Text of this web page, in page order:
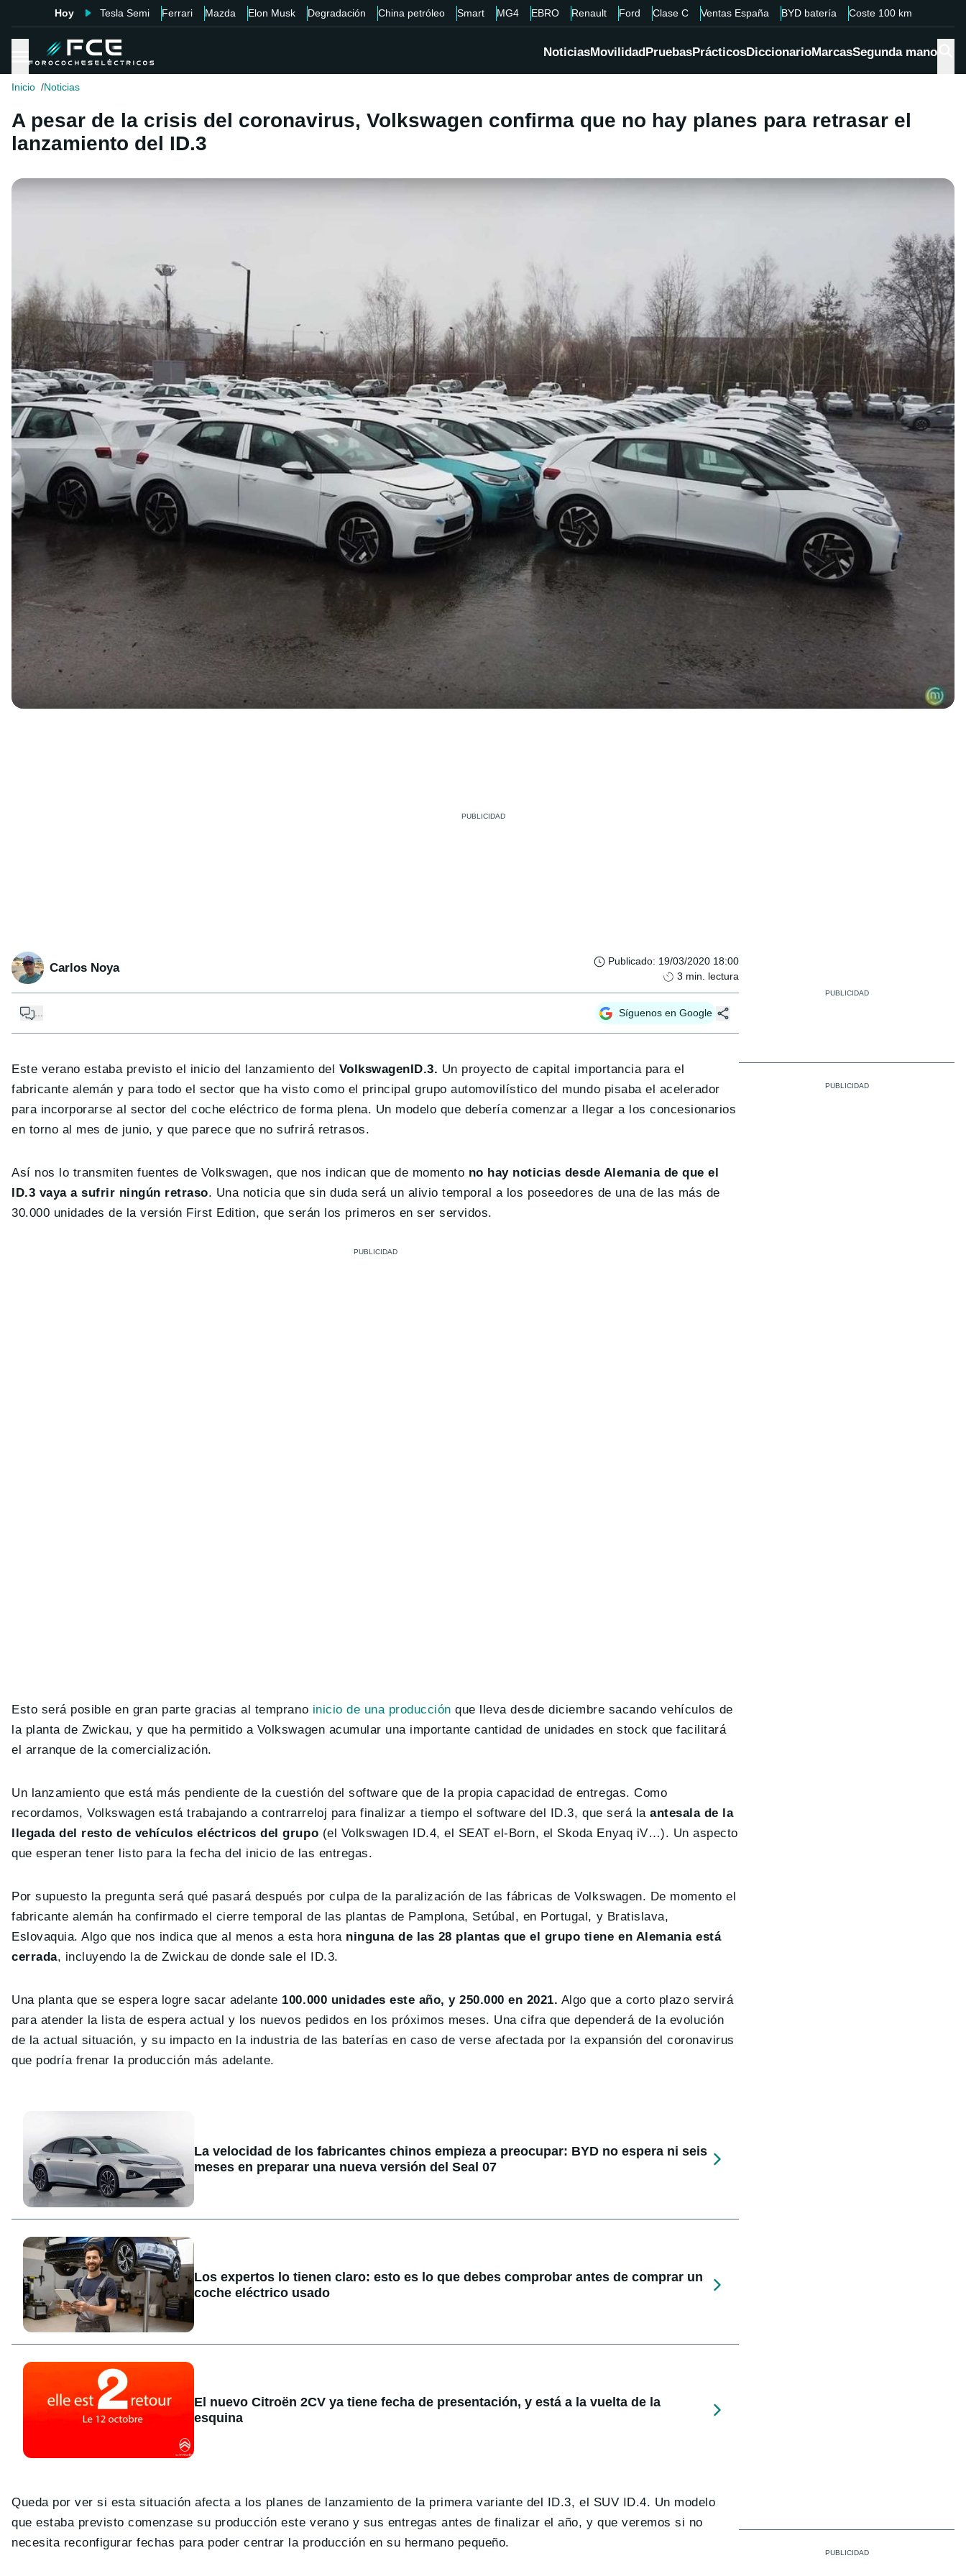
Hoy Tesla Semi Ferrari Mazda Elon Musk Degradación China petróleo Smart MG4 EBRO Renault Ford Clase C Ventas España BYD batería Coste 100 km
NoticiasMovilidadPruebasPrácticosDiccionarioMarcasSegunda mano
Inicio Noticias
A pesar de la crisis del coronavirus, Volkswagen confirma que no hay planes para retrasar el
lanzamiento del ID.3
Carlos Noya Publicado: 19/03/2020 18:00
3 min. lectura
... Síguenos en Google
Este verano estaba previsto el inicio del lanzamiento del VolkswagenID.3. Un proyecto de capital importancia para el
fabricante alemán y para todo el sector que ha visto como el principal grupo automovilístico del mundo pisaba el acelerador
para incorporarse al sector del coche eléctrico de forma plena. Un modelo que debería comenzar a llegar a los concesionarios
en torno al mes de junio, y que parece que no sufrirá retrasos.
Así nos lo transmiten fuentes de Volkswagen, que nos indican que de momento no hay noticias desde Alemania de que el
ID.3 vaya a sufrir ningún retraso. Una noticia que sin duda será un alivio temporal a los poseedores de una de las más de
30.000 unidades de la versión First Edition, que serán los primeros en ser servidos.
Esto será posible en gran parte gracias al temprano inicio de una producción que lleva desde diciembre sacando vehículos de
la planta de Zwickau, y que ha permitido a Volkswagen acumular una importante cantidad de unidades en stock que facilitará
el arranque de la comercialización.
Un lanzamiento que está más pendiente de la cuestión del software que de la propia capacidad de entregas. Como
recordamos, Volkswagen está trabajando a contrarreloj para finalizar a tiempo el software del ID.3, que será laantesala de la
llegada del resto de vehículos eléctricos del grupo (el Volkswagen ID.4, el SEAT el-Born, el Skoda Enyaq iV…). Un aspecto
que esperan tener listo para la fecha del inicio de las entregas.
Por supuesto la pregunta será qué pasará después por culpa de la paralización de las fábricas de Volkswagen. De momento el
fabricante alemán ha confirmado el cierre temporal de las plantas de Pamplona, Setúbal, en Portugal, y Bratislava,
Eslovaquia. Algo que nos indica que al menos a esta hora ninguna de las 28 plantas que el grupo tiene en Alemania está
cerrada, incluyendo la de Zwickau de donde sale el ID.3.
Una planta que se espera logre sacar adelante 100.000 unidades este año, y 250.000 en 2021. Algo que a corto plazo servirá
para atender la lista de espera actual y los nuevos pedidos en los próximos meses. Una cifra que dependerá de la evolución
de la actual situación, y su impacto en la industria de las baterías en caso de verse afectada por la expansión del coronavirus
que podría frenar la producción más adelante.
La velocidad de los fabricantes chinos empieza a preocupar: BYD no espera ni seis
meses en preparar una nueva versión del Seal 07
Los expertos lo tienen claro: esto es lo que debes comprobar antes de comprar un
coche eléctrico usado
El nuevo Citroën 2CV ya tiene fecha de presentación, y está a la vuelta de la
esquina
Queda por ver si esta situación afecta a los planes de lanzamiento de la primera variante del ID.3, el SUV ID.4. Un modelo
que estaba previsto comenzase su producción este verano y sus entregas antes de finalizar el año, y que veremos si no
necesita reconfigurar fechas para poder centrar la producción en su hermano pequeño.